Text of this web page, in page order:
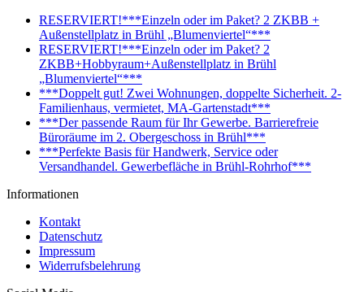
RESERVIERT!***Einzeln oder im Paket? 2 ZKBB +
Außenstellplatz in Brühl „Blumenviertel“***
RESERVIERT!***Einzeln oder im Paket? 2
ZKBB+Hobbyraum+Außenstellplatz in Brühl
„Blumenviertel“***
***Doppelt gut! Zwei Wohnungen, doppelte Sicherheit. 2-
Familienhaus, vermietet, MA-Gartenstadt***
***Der passende Raum für Ihr Gewerbe. Barrierefreie
Büroräume im 2. Obergeschoss in Brühl***
***Perfekte Basis für Handwerk, Service oder
Versandhandel. Gewerbefläche in Brühl-Rohrhof***
Informationen
Kontakt
Datenschutz
Impressum
Widerrufsbelehrung